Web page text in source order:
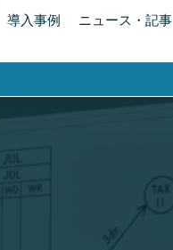
導入事例 ニュース・記事